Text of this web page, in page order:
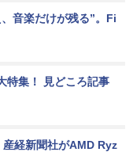
音楽だけが残る”。Fi
特集！ 見どころ記事
経新聞社がAMD Ryz